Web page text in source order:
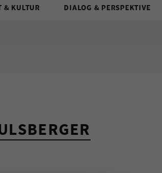
& KULTUR DIALOG & PERSPEKTIVE